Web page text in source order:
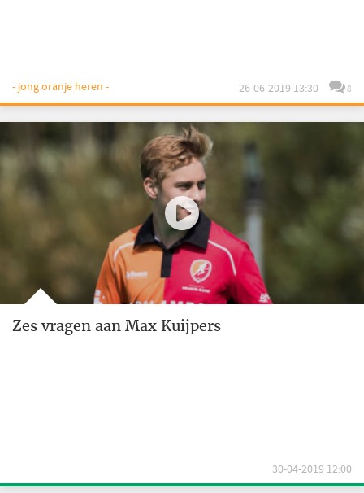
- jong oranje heren - 26-06-2019 13:30 8
Zes vragen aan Max Kuijpers
30-04-2019 12:00